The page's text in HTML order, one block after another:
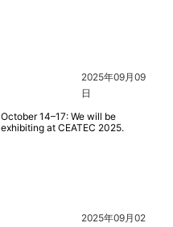
2025年09月09
日
October 14–17: We will be
exhibiting at CEATEC 2025.
2025年09月02